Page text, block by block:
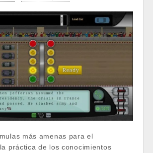
más amenas para el
práctica de los conocimientos